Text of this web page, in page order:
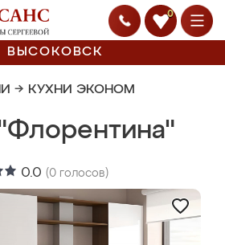
0
ВЫСОКОВСК
→ КУХНИ ЭКОНОМ
0.0 (0 голосов)